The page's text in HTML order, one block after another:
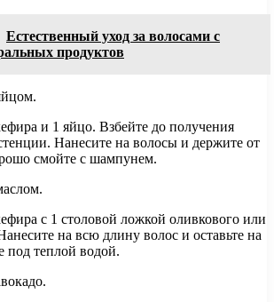
Естественный уход за волосами с
продуктов
и 1 яйцо. Взбейте до получения
Нанесите на волосы и держите от
смойте с шампунем.
с 1 столовой ложкой оливкового или
на всю длину волос и оставьте на
под теплой водой.